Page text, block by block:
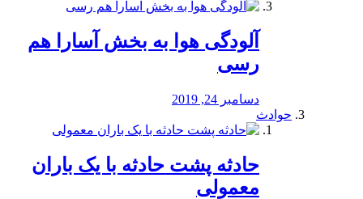
آلودگی هوا به بخش آسارا هم
رسی
دسامبر 24, 2019
حوادث
️حادثه پشت حادثه با یک باران
معمولی